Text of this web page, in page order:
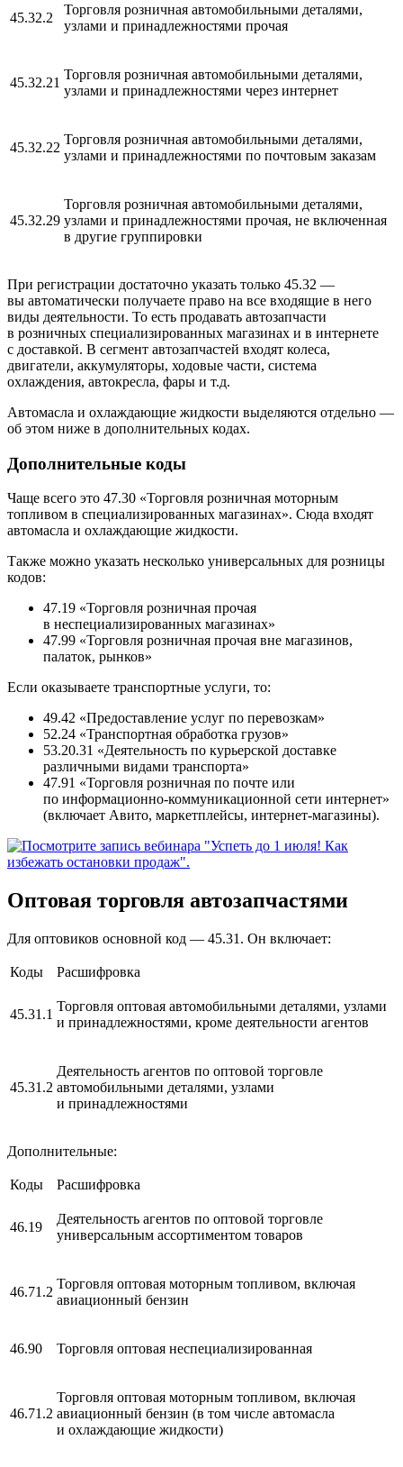
45.32.2
Торговля розничная автомобильными деталями,
узлами и принадлежностями прочая
45.32.21
Торговля розничная автомобильными деталями,
узлами и принадлежностями через интернет
45.32.22
Торговля розничная автомобильными деталями,
узлами и принадлежностями по почтовым заказам
45.32.29
Торговля розничная автомобильными деталями,
узлами и принадлежностями прочая, не включенная
в другие группировки
При регистрации достаточно указать только 45.32 —
вы автоматически получаете право на все входящие в него
виды деятельности. То есть продавать автозапчасти
в розничных специализированных магазинах и в интернете
с доставкой. В сегмент автозапчастей входят колеса,
двигатели, аккумуляторы, ходовые части, система
охлаждения, автокресла, фары и т.д.
Автомасла и охлаждающие жидкости выделяются отдельно —
об этом ниже в дополнительных кодах.
Дополнительные коды
Чаще всего это 47.30 «Торговля розничная моторным
топливом в специализированных магазинах». Сюда входят
автомасла и охлаждающие жидкости.
Также можно указать несколько универсальных для розницы
кодов:
47.19 «Торговля розничная прочая
в неспециализированных магазинах»
47.99 «Торговля розничная прочая вне магазинов,
палаток, рынков»
Если оказываете транспортные услуги, то:
49.42 «Предоставление услуг по перевозкам»
52.24 «Транспортная обработка грузов»
53.20.31 «Деятельность по курьерской доставке
различными видами транспорта»
47.91 «Торговля розничная по почте или
по информационно-коммуникационной сети интернет»
(включает Авито, маркетплейсы, интернет-магазины).
Оптовая торговля автозапчастями
Для оптовиков основной код — 45.31. Он включает:
Коды Расшифровка
45.31.1
Торговля оптовая автомобильными деталями, узлами
и принадлежностями, кроме деятельности агентов
45.31.2
Деятельность агентов по оптовой торговле
автомобильными деталями, узлами
и принадлежностями
Дополнительные:
Коды Расшифровка
46.19
Деятельность агентов по оптовой торговле
универсальным ассортиментом товаров
46.71.2
Торговля оптовая моторным топливом, включая
авиационный бензин
46.90 Торговля оптовая неспециализированная
46.71.2
Торговля оптовая моторным топливом, включая
авиационный бензин (в том числе автомасла
и охлаждающие жидкости)